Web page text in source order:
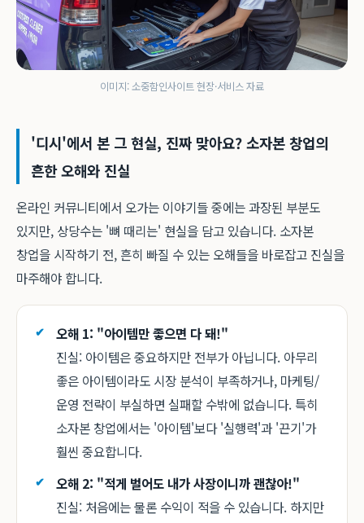
이미지: 소중함인사이트 현장·서비스 자료
'디시'에서 본 그 현실, 진짜 맞아요? 소자본 창업의
흔한 오해와 진실
온라인 커뮤니티에서 오가는 이야기들 중에는 과장된 부분도
있지만, 상당수는 '뼈 때리는' 현실을 담고 있습니다. 소자본
창업을 시작하기 전, 흔히 빠질 수 있는 오해들을 바로잡고 진실을
마주해야 합니다.
오해 1: "아이템만 좋으면 다 돼!"
진실: 아이템은 중요하지만 전부가 아닙니다. 아무리
좋은 아이템이라도 시장 분석이 부족하거나, 마케팅/
운영 전략이 부실하면 실패할 수밖에 없습니다. 특히
소자본 창업에서는 '아이템'보다 '실행력'과 '끈기'가
훨씬 중요합니다.
오해 2: "적게 벌어도 내가 사장이니까 괜찮아!"
진실: 처음에는 물론 수익이 적을 수 있습니다. 하지만